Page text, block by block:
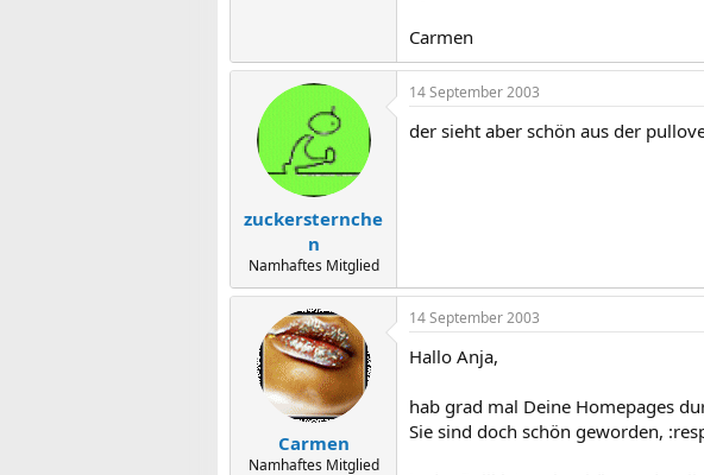
Carmen
zuckersternche
n
Namhaftes Mitglied
14 September 2003
der sieht aber schön aus der
Carmen
Namhaftes Mitglied
14 September 2003
Hallo Anja,
hab grad mal Deine Homepages
Sie sind doch schön geworden,